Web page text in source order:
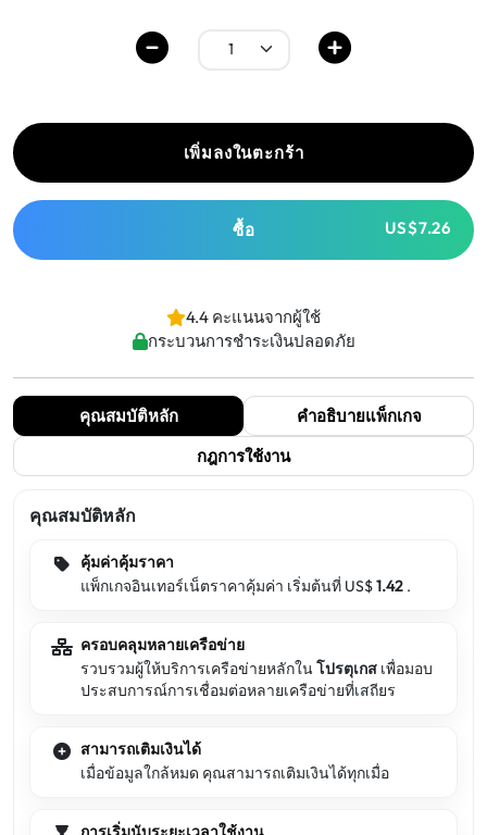
เพิ่มลงในตะกร้า
ซื้อ US$7.26
4.4 คะแนนจากผู้ใช้
กระบวนการชำระเงินปลอดภัย
คุณสมบัติหลัก
คำอธิบายแพ็กเกจ
กฎการใช้งาน
คุณสมบัติหลัก
คุ้มค่าคุ้มราคา
แพ็กเกจอินเทอร์เน็ตราคาคุ้มค่า เริ่มต้นที่ US$1.42 .
ครอบคลุมหลายเครือข่าย
รวบรวมผู้ให้บริการเครือข่ายหลักในโปรตุเกส เพื่อมอบ
ประสบการณ์การเชื่อมต่อหลายเครือข่ายที่เสถียร
สามารถเติมเงินได้
เมื่อข้อมูลใกล้หมด คุณสามารถเติมเงินได้ทุกเมื่อ